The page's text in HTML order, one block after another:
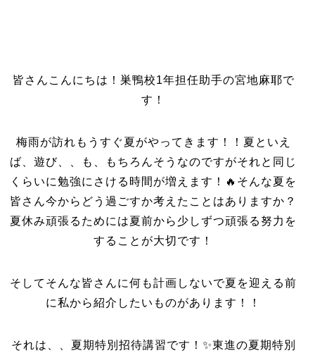
皆さんこんにちは！巣鴨校1年担任助手の宮地麻耶で
す！
梅雨が訪れもうすぐ夏がやってきます！！夏といえ
ば、遊び、、も、もちろんそうなのですがそれと同じ
くらいに勉強にさける時間が増えます！🔥そんな夏を
皆さん今からどう過ごすか考えたことはありますか？
夏休み頑張るためには夏前から少しずつ頑張る努力を
することが大切です！
そしてそんな皆さんに何も計画しないで夏を迎える前
に私から紹介したいものがあります！！
それは、、夏期特別招待講習です！✨東進の夏期特別